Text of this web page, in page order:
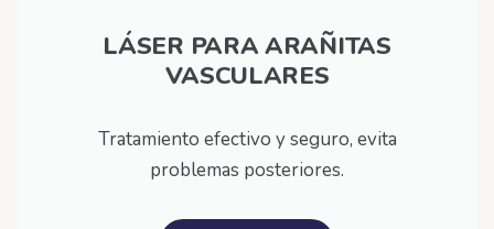
LÁSER PARA ARAÑITAS
VASCULARES
Tratamiento efectivo y seguro, evita
problemas posteriores.